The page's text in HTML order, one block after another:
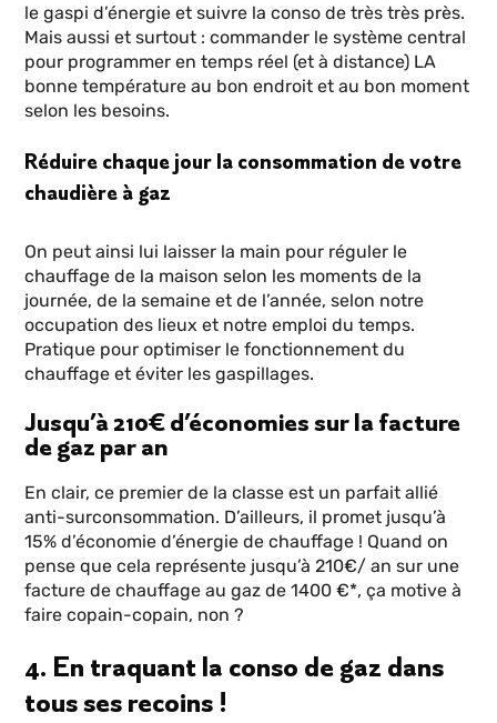
le gaspi d’énergie et suivre la conso de très très près.
Mais aussi et surtout : commander le système central
pour programmer en temps réel (et à distance) LA
bonne température au bon endroit et au bon moment
selon les besoins.
Réduire chaque jour la consommation de votre
chaudière à gaz
On peut ainsi lui laisser la main pour réguler le
chauffage de la maison selon les moments de la
journée, de la semaine et de l’année, selon notre
occupation des lieux et notre emploi du temps.
Pratique pour optimiser le fonctionnement du
chauffage et éviter les gaspillages.
Jusqu’à 210€ d’économies sur la facture
de gaz par an
En clair, ce premier de la classe est un parfait allié
anti-surconsommation. D’ailleurs, il promet jusqu’à
15% d’économie d’énergie de chauffage ! Quand on
pense que cela représente jusqu’à 210€/ an sur une
facture de chauffage au gaz de 1400 €*, ça motive à
faire copain-copain, non ?
4. En traquant la conso de gaz dans
tous ses recoins !